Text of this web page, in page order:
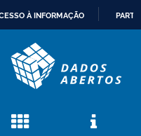
À INFORMAÇÃO